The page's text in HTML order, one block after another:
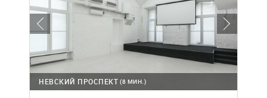
(8 МИН.)
НЕВСКИЙ ПРОСПЕКТ